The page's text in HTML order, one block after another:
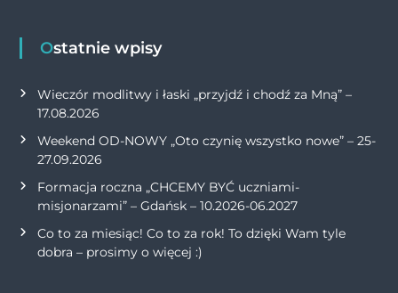
Ostatnie wpisy
Wieczór modlitwy i łaski „przyjdź i chodź za Mną” –
17.08.2026
Weekend OD-NOWY „Oto czynię wszystko nowe” – 25-
27.09.2026
Formacja roczna „CHCEMY BYĆ uczniami-
misjonarzami” – Gdańsk – 10.2026-06.2027
Co to za miesiąc! Co to za rok! To dzięki Wam tyle
dobra – prosimy o więcej :)